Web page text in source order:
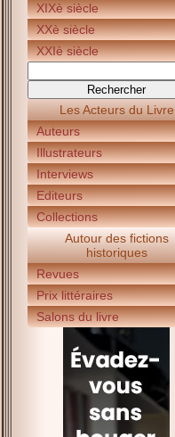
XIXè siècle
XXè siècle
XXIè siècle
Les Acteurs du Livre
Auteurs
Illustrateurs
Interviews
Editeurs
Collections
Autour des fictions
historiques
Revues
Prix littéraires
Salons du livre